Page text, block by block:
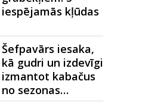
iespējamās kļūdas
Šefpavārs iesaka,
kā gudri un izdevīgi
izmantot kabačus
no sezonas…